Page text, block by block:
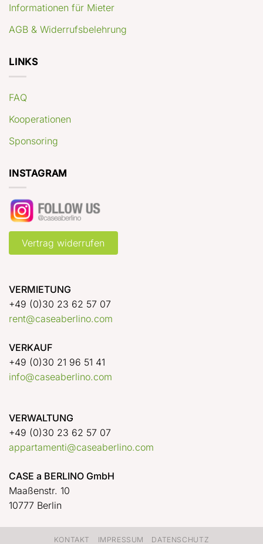
Informationen für Mieter
AGB & Widerrufsbelehrung
LINKS
FAQ
Kooperationen
Sponsoring
INSTAGRAM
Vertrag widerrufen
VERMIETUNG
+49 (0)30 23 62 57 07
rent@caseaberlino.com
VERKAUF
+49 (0)30 21 96 51 41
info@caseaberlino.com
VERWALTUNG
+49 (0)30 23 62 57 07
appartamenti@caseaberlino.com
CASE a BERLINO GmbH
Maaßenstr. 10
10777 Berlin
KONTAKT IMPRESSUM DATENSCHUTZ